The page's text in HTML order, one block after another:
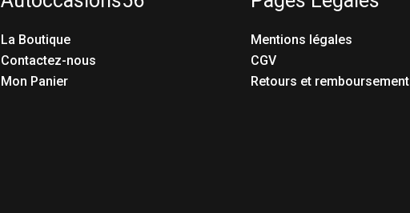
La Boutique
Contactez-nous
Mon Panier
Mentions légales
CGV
Retours et